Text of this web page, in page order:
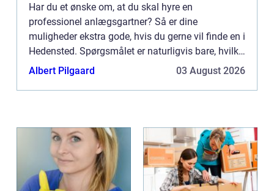
Har du et ønske om, at du skal hyre en
professionel anlægsgartner? Så er dine
muligheder ekstra gode, hvis du gerne vil finde en i
Hedensted. Spørgsmålet er naturligvis bare, hvilke
opgaver en anlægsgartner helt præcist kan hjælpe
Albert Pilgaard 03 August 2026